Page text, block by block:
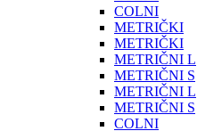
COLNI
METRIČKI
METRIČKI
METRIČNI L
METRIČNI S
METRIČNI L
METRIČNI S
COLNI